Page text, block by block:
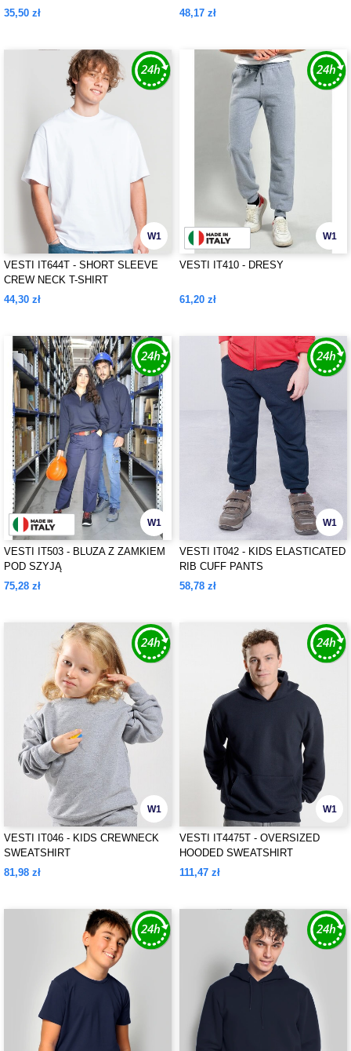
35,50 zł
48,17 zł
W1
VESTI IT644T - SHORT SLEEVE
CREW NECK T-SHIRT
44,30 zł
W1
VESTI IT410 - DRESY
61,20 zł
W1
VESTI IT503 - BLUZA Z ZAMKIEM
POD SZYJĄ
75,28 zł
W1
VESTI IT042 - KIDS ELASTICATED
RIB CUFF PANTS
58,78 zł
W1
VESTI IT046 - KIDS CREWNECK
SWEATSHIRT
81,98 zł
W1
VESTI IT4475T - OVERSIZED
HOODED SWEATSHIRT
111,47 zł